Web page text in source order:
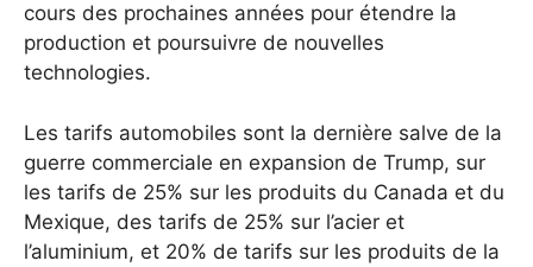
cours des prochaines années pour étendre la
production et poursuivre de nouvelles
technologies.
Les tarifs automobiles sont la dernière salve de la
guerre commerciale en expansion de Trump, sur
les tarifs de 25% sur les produits du Canada et du
Mexique, des tarifs de 25% sur l’acier et
l’aluminium, et 20% de tarifs sur les produits de la